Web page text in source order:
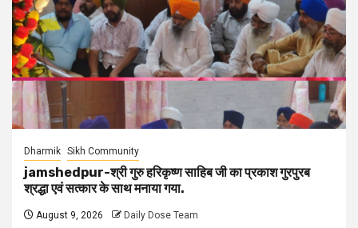
Dharmik Sikh Community
jamshedpur-श्री गुरु हरिकृष्ण साहिब जी का प्रकाश गुरपुरब
श्रद्धा एवं सत्कार के साथ मनाया गया.
August 9, 2026 Daily Dose Team